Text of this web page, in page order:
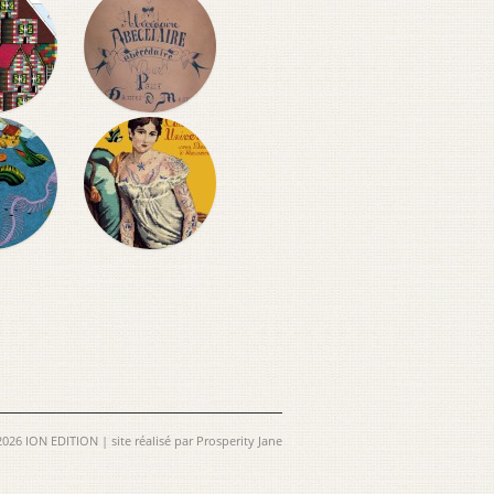
ION EDITION | site réalisé par Prosperity Jane